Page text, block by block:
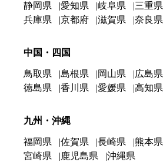
静岡県 愛知県 岐阜県 三重県
兵庫県
京都府 滋賀県 奈良県
中国・四国
鳥取県 島根県 岡山県 広島県
徳島県
香川県 愛媛県 高知県
九州・沖縄
福岡県 佐賀県 長崎県 熊本県
宮崎県
鹿児島県 沖縄県